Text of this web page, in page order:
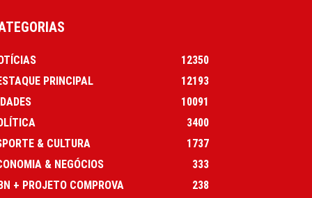
12350
PRINCIPAL
12193
10091
3400
& CULTURA
1737
& NEGÓCIOS
333
+ PROJETO COMPROVA
238